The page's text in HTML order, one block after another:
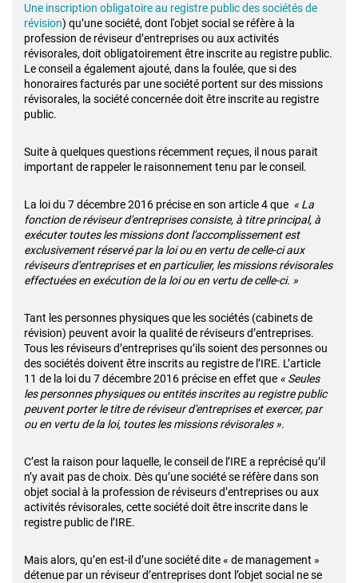
Une inscription obligatoire au registre public des sociétés de
révision) qu’une société, dont l'objet social se réfère à la
profession de réviseur d’entreprises ou aux activités
révisorales, doit obligatoirement être inscrite au registre public.
Le conseil a également ajouté, dans la foulée, que si des
honoraires facturés par une société portent sur des missions
révisorales, la société concernée doit être inscrite au registre
public.
Suite à quelques questions récemment reçues, il nous parait
important de rappeler le raisonnement tenu par le conseil.
La loi du 7 décembre 2016 précise en son article 4 que « La
fonction de réviseur d'entreprises consiste, à titre principal, à
exécuter toutes les missions dont l'accomplissement est
exclusivement réservé par la loi ou en vertu de celle-ci aux
réviseurs d'entreprises et en particulier, les missions révisorales
effectuées en exécution de la loi ou en vertu de celle-ci. »
Tant les personnes physiques que les sociétés (cabinets de
révision) peuvent avoir la qualité de réviseurs d’entreprises.
Tous les réviseurs d’entreprises qu’ils soient des personnes ou
des sociétés doivent être inscrits au registre de l’IRE. L’article
11 de la loi du 7 décembre 2016 précise en effet que « Seules
les personnes physiques ou entités inscrites au registre public
peuvent porter le titre de réviseur d'entreprises et exercer, par
ou en vertu de la loi, toutes les missions révisorales ».
C’est la raison pour laquelle, le conseil de l’IRE a reprécisé qu’il
n’y avait pas de choix. Dès qu’une société se réfère dans son
objet social à la profession de réviseurs d’entreprises ou aux
activités révisorales, cette société doit être inscrite dans le
registre public de l’IRE.
Mais alors, qu’en est-il d’une société dite « de management »
détenue par un réviseur d’entreprises dont l’objet social ne se